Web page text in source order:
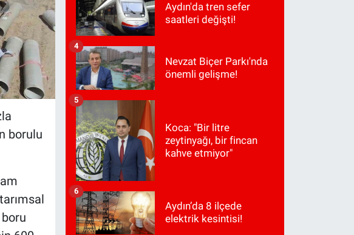
borulu
Aydın'da tren sefer
saatleri değişti!
Nevzat Biçer Parkı'nda
önemli gelişme!
4
Koca: "Bir litre
zeytinyağı, bir fincan
kahve etmiyor"
5
Aydın’da 8 ilçede
elektrik kesintisi!
6